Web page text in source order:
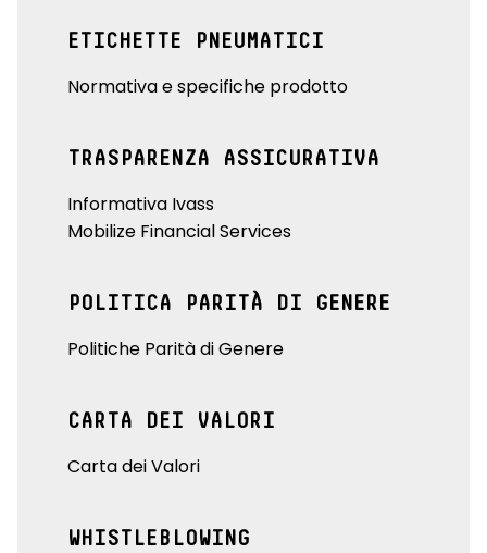
ETICHETTE PNEUMATICI
Normativa e specifiche prodotto
TRASPARENZA ASSICURATIVA
Informativa Ivass
Mobilize Financial Services
POLITICA PARITÀ DI GENERE
Politiche Parità di Genere
CARTA DEI VALORI
Carta dei Valori
WHISTLEBLOWING